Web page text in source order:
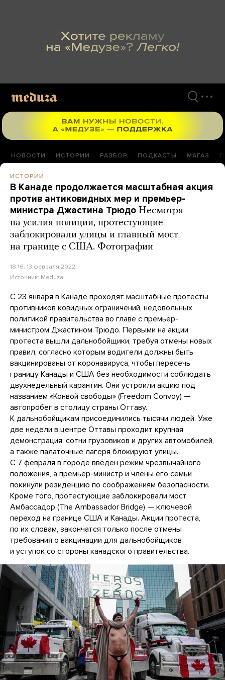
НОВОСТИ ИСТОРИИ РАЗБОР ПОДКАСТЫ МАГАЗ
ИСТОРИИ
В Канаде продолжается масштабная акция
против антиковидных мер и премьер-
министра Джастина Трюдо Несмотря
на усилия полиции, протестующие
заблокировали улицы и главный мост
на границе с США. Фотографии
18:16, 13 февраля 2022
Источник: Meduza
С 23 января в Канаде проходят масштабные протесты
противников ковидных ограничений, недовольных
политикой правительства во главе с премьер-
министром Джастином Трюдо. Первыми на акции
протеста вышли дальнобойщики, требуя отмены новых
правил, согласно которым водители должны быть
вакцинированы от коронавируса, чтобы пересечь
границу Канады и США без необходимости соблюдать
двухнедельный карантин. Они устроили акцию под
названием «Конвой свободы» (Freedom Convoy) —
автопробег в столицу страны Оттаву.
К дальнобойщикам присоединились тысячи людей. Уже
две недели в центре Оттавы проходит крупная
демонстрация: сотни грузовиков и других автомобилей,
а также палаточные лагеря блокируют улицы.
С 7 февраля в городе введен режим чрезвычайного
положения, а премьер-министр и члены его семьи
покинули резиденцию по соображениям безопасности.
Кроме того, протестующие заблокировали мост
Амбассадор (The Ambassador Bridge) — ключевой
переход на границе США и Канады. Акции протеста,
по их словам, закончатся только после отмены
требования о вакцинации для дальнобойщиков
и уступок со стороны канадского правительства.